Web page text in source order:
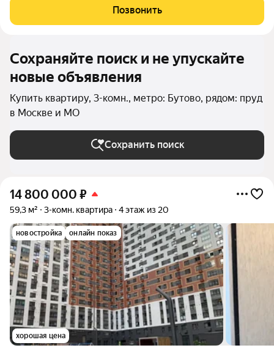
-12 м2 Два санузла Окна в тихий зеленый двор Во дворе
детский сад и школа.
Позвонить
Сохраняйте поиск и не упускайте
новые объявления
Купить квартиру, 3-комн., метро: Бутово, рядом: пруд
в Москве и МО
Сохранить поиск
14 800 000 ₽
59,3 м² 3-комн. квартира 4 этаж из 20
новостройка онлайн показ
хорошая цена